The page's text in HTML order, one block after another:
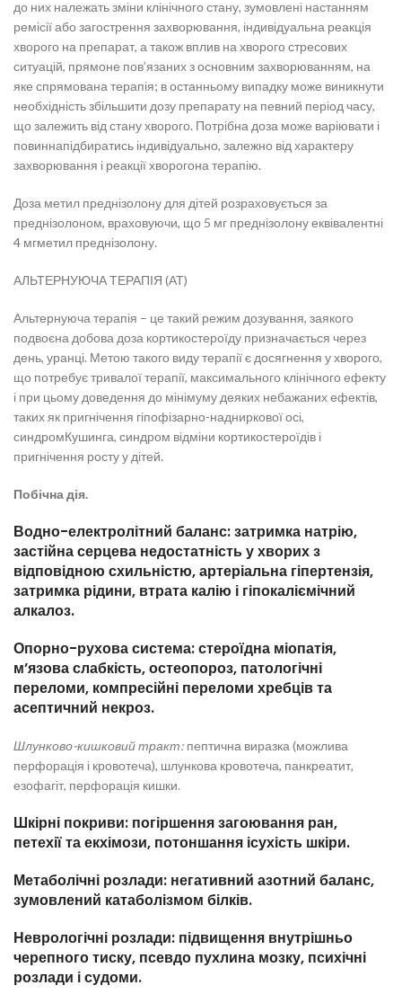
до них належать зміни клінічного стану, зумовлені настанням
ремісії або загострення захворювання, індивідуальна реакція
хворого на препарат, а також вплив на хворого стресових
ситуацій, прямоне пов’язаних з основним захворюванням, на
яке спрямована терапія; в останньому випадку може виникнути
необхідність збільшити дозу препарату на певний період часу,
що залежить від стану хворого. Потрібна доза може варіювати і
повиннапідбиратись індивідуально, залежно від характеру
захворювання і реакції хворогона терапію.
Доза метил преднізолону для дітей розраховується за
преднізолоном, враховуючи, що 5 мг преднізолону еквівалентні
4 мгметил преднізолону.
АЛЬТЕРНУЮЧА ТЕРАПІЯ (АТ)
Альтернуюча терапія – це такий режим дозування, заякого
подвоєна добова доза кортикостероїду призначається через
день, уранці. Метою такого виду терапії є досягнення у хворого,
що потребує тривалої терапії, максимального клінічного ефекту
і при цьому доведення до мінімуму деяких небажаних ефектів,
таких як пригнічення гіпофізарно-надниркової осі,
синдромКушинга, синдром відміни кортикостероїдів і
пригнічення росту у дітей.
Побічна дія.
Водно-електролітний баланс: затримка натрію,
застійна серцева недостатність у хворих з
відповідною схильністю, артеріальна гіпертензія,
затримка рідини, втрата калію і гіпокаліємічний
алкалоз.
Опорно-рухова система: стероїдна міопатія,
м’язова слабкість, остеопороз, патологічні
переломи, компресійні переломи хребців та
асептичний некроз.
Шлунково-кишковий тракт: пептична виразка (можлива
перфорація і кровотеча), шлункова кровотеча, панкреатит,
езофагіт, перфорація кишки.
Шкірні покриви: погіршення загоювання ран,
петехії та екхімози, потоншання ісухість шкіри.
Метаболічні розлади: негативний азотний баланс,
зумовлений катаболізмом білків.
Неврологічні розлади: підвищення внутрішньо
черепного тиску, псевдо пухлина мозку, психічні
розлади і судоми.